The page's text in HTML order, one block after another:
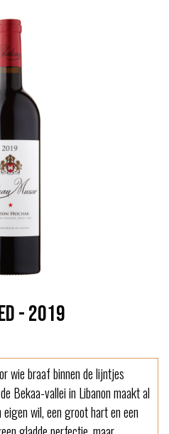
- 2019
wie braaf binnen de lijntjes
Bekaa-vallei in Libanon maakt al
wil, een groot hart en een